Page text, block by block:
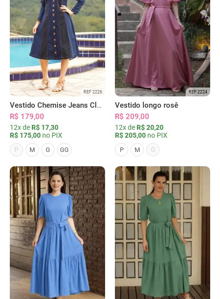
REF 2226
Vestido Chemise Jeans Clássica Serena
R$ 179,00
12x de R$ 17,30
R$ 175,00 no PIX
P
M G GG
REF 2224
Vestido longo rosê
R$ 209,00
12x de R$ 20,20
R$ 205,00 no PIX
P M G